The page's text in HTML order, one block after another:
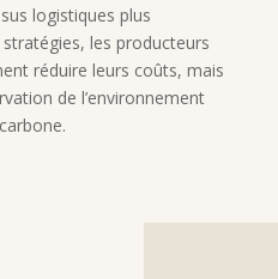
logistiques plus
les producteurs
réduire leurs coûts, mais
de l’environnement